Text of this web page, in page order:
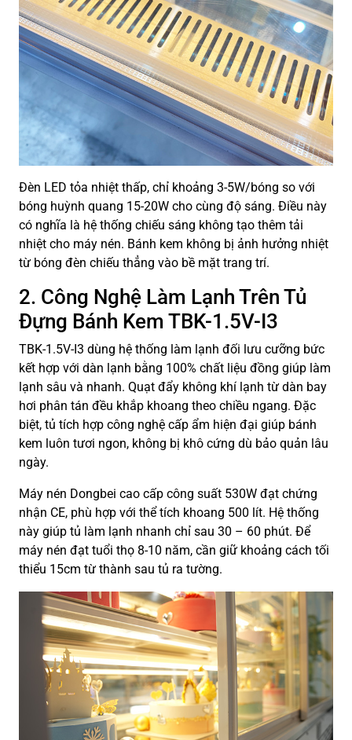
Đèn LED tỏa nhiệt thấp, chỉ khoảng 3-5W/bóng so với
bóng huỳnh quang 15-20W cho cùng độ sáng. Điều này
có nghĩa là hệ thống chiếu sáng không tạo thêm tải
nhiệt cho máy nén. Bánh kem không bị ảnh hưởng nhiệt
từ bóng đèn chiếu thẳng vào bề mặt trang trí.
2. Công Nghệ Làm Lạnh Trên Tủ
Đựng Bánh Kem TBK-1.5V-I3
TBK-1.5V-I3 dùng hệ thống làm lạnh đối lưu cưỡng bức
kết hợp với dàn lạnh bằng 100% chất liệu đồng giúp làm
lạnh sâu và nhanh. Quạt đẩy không khí lạnh từ dàn bay
hơi phân tán đều khắp khoang theo chiều ngang. Đặc
biệt, tủ tích hợp công nghệ cấp ẩm hiện đại giúp bánh
kem luôn tươi ngon, không bị khô cứng dù bảo quản lâu
ngày.
Máy nén Dongbei cao cấp công suất 530W đạt chứng
nhận CE, phù hợp với thể tích khoang 500 lít. Hệ thống
này giúp tủ làm lạnh nhanh chỉ sau 30 – 60 phút. Để
máy nén đạt tuổi thọ 8-10 năm, cần giữ khoảng cách tối
thiểu 15cm từ thành sau tủ ra tường.